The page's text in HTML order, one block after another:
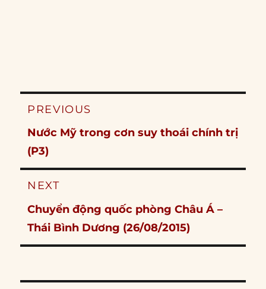
Post
PREVIOUS
Previous
post:
Nước Mỹ trong cơn suy thoái chính trị
(P3)
NEXT
Next
post:
Chuyển động quốc phòng Châu Á –
Thái Bình Dương (26/08/2015)